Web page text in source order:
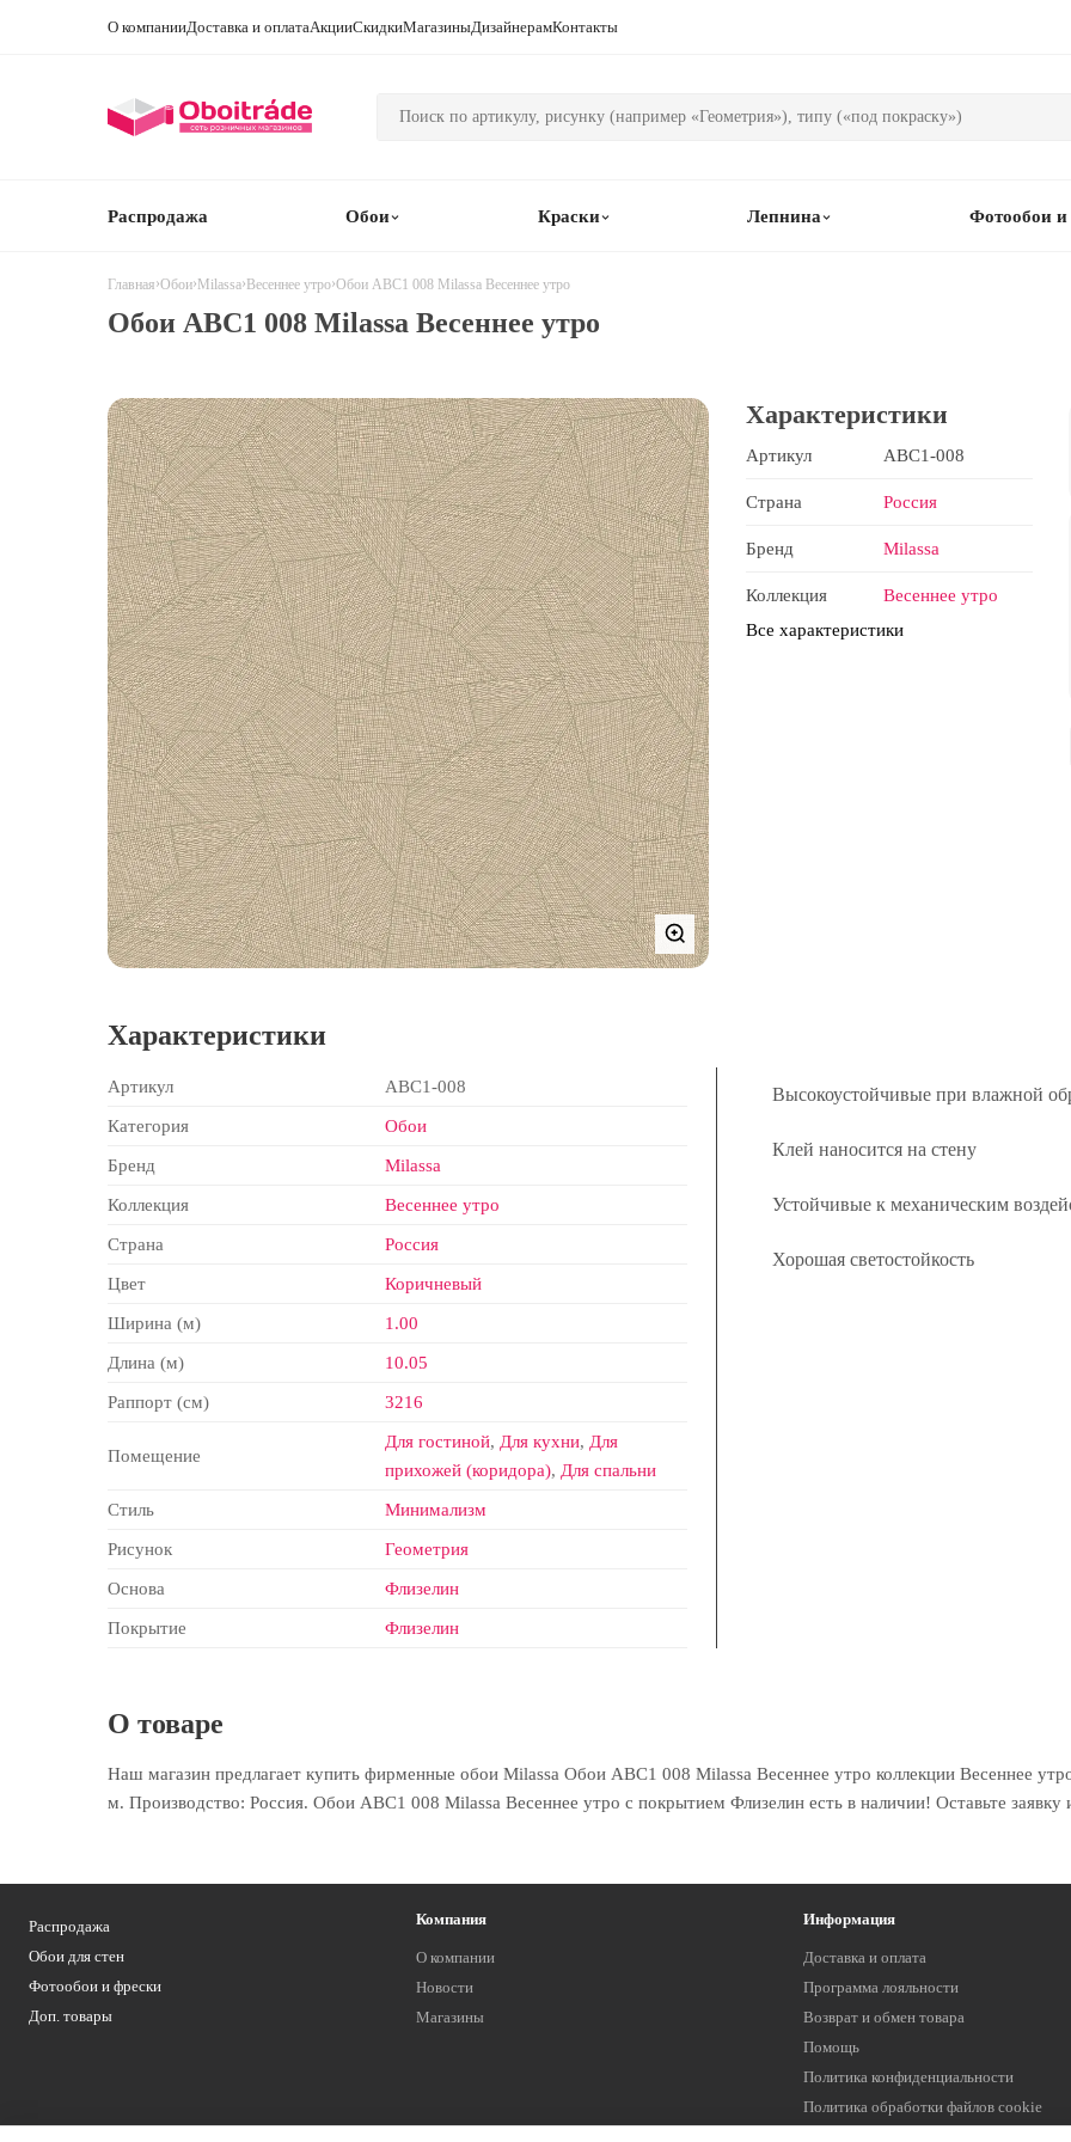
О компанииДоставка и оплатаАкцииСкидкиМагазиныДизайнерамКонтакты
Распродажа Обои Краски Лепнина Фотообои и
Главная›Обои› Milassa› Весеннее утро›Обои ABC1 008 Milassa Весеннее утро
Обои ABC1 008 Milassa Весеннее утро
Характеристики
Артикул ABC1-008
Страна Россия
Бренд Milassa
Коллекция
Весеннее утро
Все характеристики
Характеристики
Артикул ABC1-008
Категория Обои
Бренд Milassa
Коллекция Весеннее утро
Страна Россия
Цвет Коричневый
Ширина (м) 1.00
Длина (м) 10.05
Раппорт (см) 3216
Помещение
Для гостиной, Для кухни, Для
прихожей (коридора), Для спальни
Стиль Минимализм
Рисунок Геометрия
Основа Флизелин
Покрытие Флизелин
Высокоустойчивые при влажной
Клей наносится на стену
Устойчивые к механическим
Хорошая светостойкость
О товаре
Наш магазин предлагает купить фирменные обои Milassa Обои ABC1 008 Milassa Весеннее утро коллекции Весеннее
м. Производство: Россия. Обои ABC1 008 Milassa Весеннее утро с покрытием Флизелин есть в наличии! Оставьте заявку
Распродажа
Обои для стен
Фотообои и фрески
Доп. товары
Компания
О компании
Новости
Магазины
Информация
Доставка и оплата
Программа лояльности
Возврат и обмен товара
Помощь
Политика конфиденциальности
Политика обработки файлов cookie